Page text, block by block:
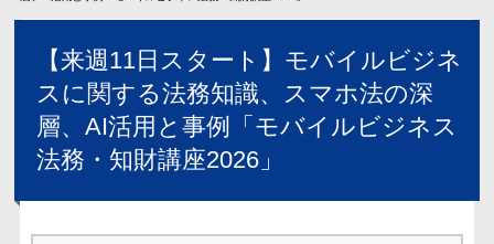
【来週11日スタート】モバイルビジネ
スに関する法務知識、スマホ法の深
層、AI活用と事例「モバイルビジネス
法務・知財講座2026」